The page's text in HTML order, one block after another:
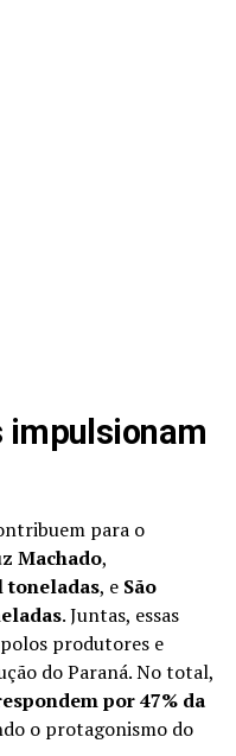
impulsionam
para o
Machado,
toneladas, e São
. Juntas, essas
produtores e
do Paraná. No total,
por 47% da
o protagonismo do